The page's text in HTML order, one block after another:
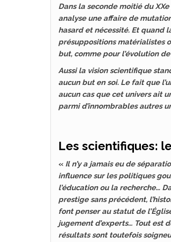
Dans la seconde moitié du
analyse une affaire de
hasard et nécessité. Et quand
présuppositions matérialistes
but, comme pour l’évolution
Aussi la vision scientifique
aucun but en soi. Le fait que
aucun cas que cet univers ait
parmi d’innombrables autres
Les scientifiques:
« Il n’y a jamais eu de
influence sur les politiques
l’éducation ou la recherche…
prestige sans précédent,
font penser au statut de
jugement d’experts… Tout est
résultats sont toutefois